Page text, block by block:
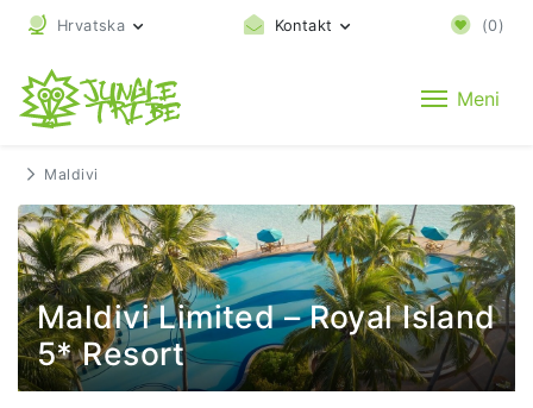
Hrvatska Kontakt (0)
Meni
Maldivi
Maldivi Limited – Royal Island
5* Resort